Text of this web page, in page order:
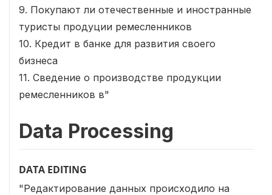
9. Покупают ли отечественные и иностранные
туристы продуции ремесленников
10. Кредит в банке для развития своего
бизнеса
11. Сведение о производстве продукции
ремесленников в"
Data Processing
DATA EDITING
"Редактирование данных происходило на